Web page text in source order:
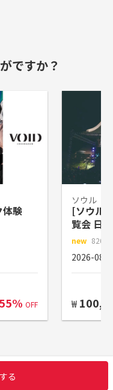
ですか？
体験
55% OFF
ソウル
[ソウル
覧会 日
コンサ
new 820
2026-08-
₩
る